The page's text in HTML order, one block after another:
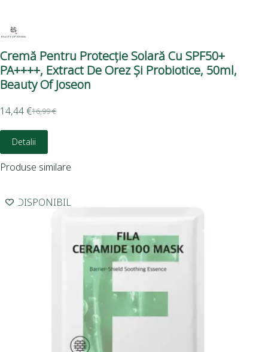
Cremă Pentru Protecție Solară Cu SPF50+
PA++++, Extract De Orez Și Probiotice, 50ml,
Beauty Of Joseon
16,99€
14,44€
Detalii
Produse similare
INDISPONIBIL